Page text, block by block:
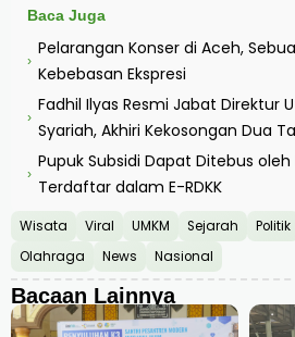
Baca Juga
›
Pelarangan Konser di Aceh,
Kebebasan Ekspresi
›
Fadhil Ilyas Resmi Jabat Direktur
Syariah, Akhiri Kekosongan Dua
›
Pupuk Subsidi Dapat Ditebus
Terdaftar dalam E-RDKK
Wisata Viral UMKM Sejarah Politik
Olahraga
News Nasional
Bacaan Lainnya